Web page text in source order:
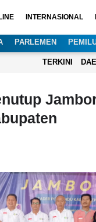
INTERNASIONAL
PARLEMEN
TERKINI